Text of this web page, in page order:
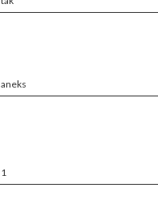
aneks
1